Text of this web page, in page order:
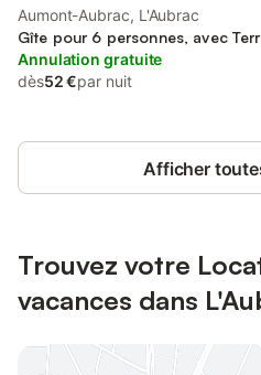
Aumont-Aubrac, L'Aubrac
Gîte pour 6 personnes, avec
Annulation gratuite
dès52 €par nuit
Afficher
Trouvez votre
vacances dans